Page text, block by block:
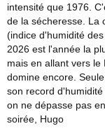
intensité que 1976.
de la sécheresse. La
(indice d'humidité
2026 est l'année la
mais en allant vers
domine encore.
son record
on ne dépasse pas
soirée, Hugo